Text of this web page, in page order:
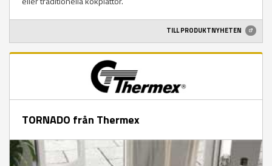
TILL PRODUKTNYHETEN
TORNADO från Thermex